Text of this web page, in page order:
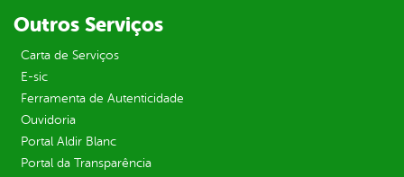
Outros Serviços
Carta de Serviços
E-sic
Ferramenta de Autenticidade
Ouvidoria
Portal Aldir Blanc
Portal da Transparência